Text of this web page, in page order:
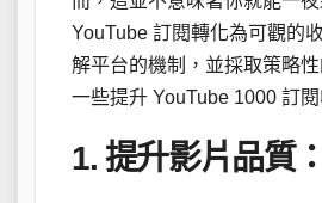
YouTube 訂閱轉化為可觀的
解平台的機制，並採取策略
一些提升 YouTube 1000 訂閱
1. 提升影片品質：